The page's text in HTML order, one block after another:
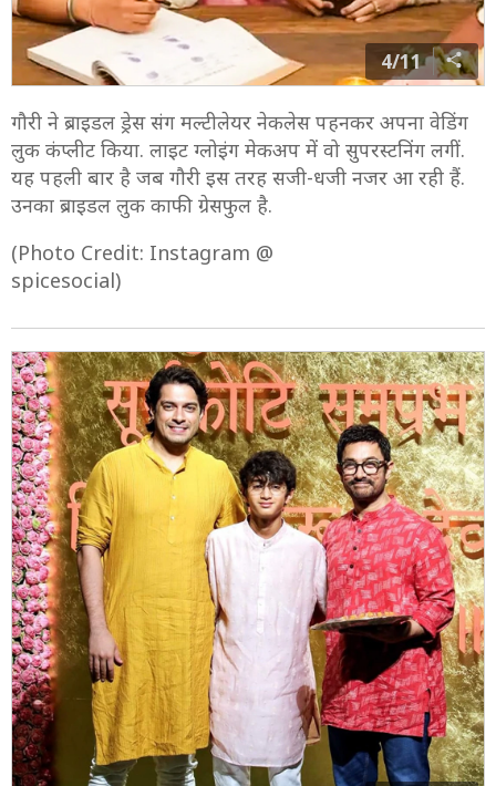
4/11
गौरी ने ब्राइडल ड्रेस संग मल्टीलेयर नेकलेस पहनकर अपना वेडिंग
लुक कंप्लीट किया. लाइट ग्लोइंग मेकअप में वो सुपरस्टनिंग लगीं.
यह पहली बार है जब गौरी इस तरह सजी-धजी नजर आ रही हैं.
उनका ब्राइडल लुक काफी ग्रेसफुल है.
(Photo Credit: Instagram @
spicesocial)